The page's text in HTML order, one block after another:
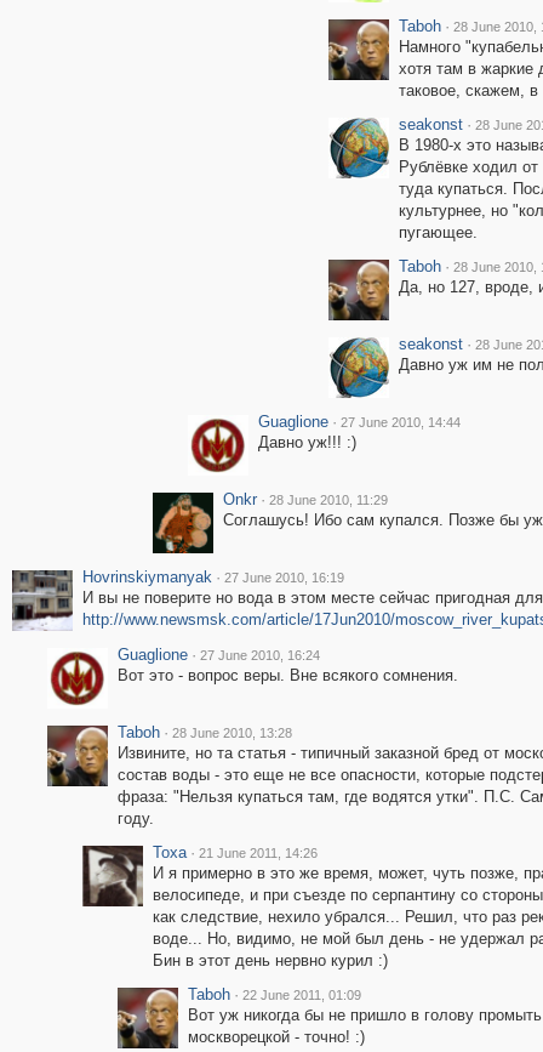
Taboh · 28 June 2010,
Намного
хотя там в жаркие
таковое, скажем,
seakonst · 28 June
В 1980-х это
Рублёвке ходил
туда купаться.
культурнее, но
пугающее.
Taboh · 28 June 2010,
Да, но 127, вроде,
seakonst · 28 June
Давно уж им не
Guaglione · 27 June 2010, 14:44
Давно уж!!! :)
Onkr · 28 June 2010, 11:29
Соглашусь! Ибо сам купался. Позже бы
Hovrinskiymanyak · 27 June 2010, 16:19
И вы не поверите но вода в этом месте сейчас пригодная
http://www.newsmsk.com/article/17Jun2010/
Guaglione · 27 June 2010, 16:24
Вот это - вопрос веры. Вне всякого сомнения.
Taboh · 28 June 2010, 13:28
Извините, но та статья - типичный заказной бред от
состав воды - это еще не все опасности, которые
фраза: "Нельзя купаться там, где водятся утки". П.С.
году.
Toxa · 21 June 2011, 14:26
И я примерно в это же время, может, чуть позже,
велосипеде, и при съезде по серпантину со
как следствие, нехило убрался... Решил, что раз
воде... Но, видимо, не мой был день - не удержал
Бин в этот день нервно курил :)
Taboh · 22 June 2011, 01:09
Вот уж никогда бы не пришло в голову
москворецкой - точно! :)